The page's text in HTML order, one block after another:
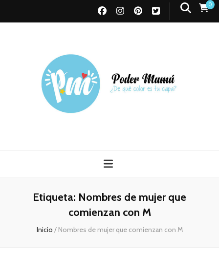
0
Etiqueta: Nombres de mujer que
comienzan con M
Inicio / Nombres de mujer que comienzan con M